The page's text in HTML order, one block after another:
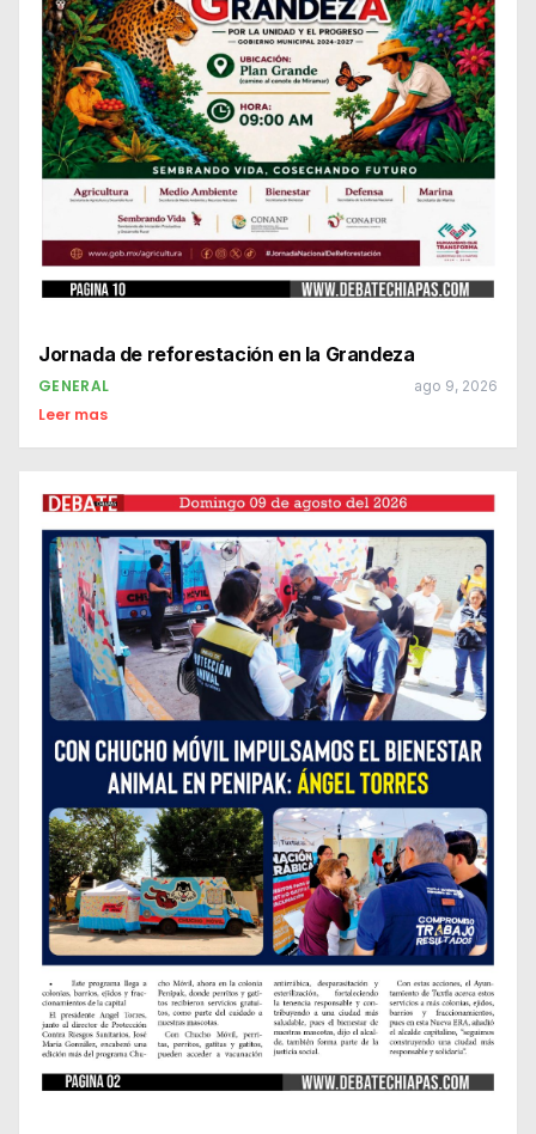
Jornada de reforestación en la Grandeza
GENERAL ago 9, 2026
Leer mas